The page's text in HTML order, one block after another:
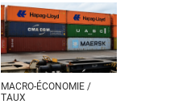
MACRO-ÉCONOMIE /
TAUX